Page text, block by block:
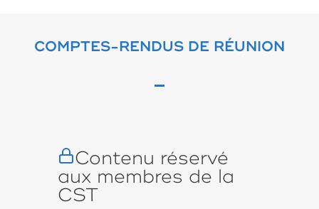
COMPTES-RENDUS DE RÉUNION
Contenu réservé
aux membres de la
CST